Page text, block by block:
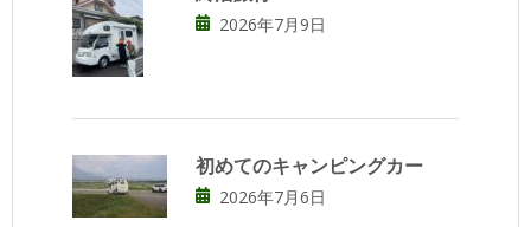
2026年7月9日
初めてのキャンピングカー
2026年7月6日